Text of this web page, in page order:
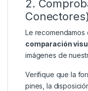
2.
Conectores)
Le recomendamos
comparación
imágenes de
Verifique que la
pines, la